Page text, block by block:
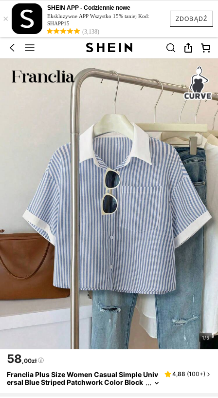
ZDOBĄDŹ
×
SHEIN APP - Codziennie nowe
Ekskluzywne APP Wszystko 15% taniej Kod:
SHAPP15
(3,138)
1/5
58,00zł
Franclia Plus Size Women Casual Simple Univ
ersal Blue Striped Patchwork Color Block
4,88 (100+)